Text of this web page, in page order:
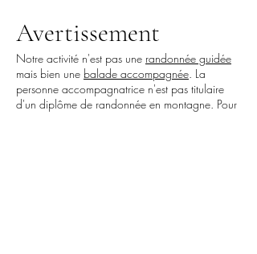
Avertissement
Notre activité n'est pas une randonnée guidée
mais bien une balade accompagnée. La
personne accompagnatrice n'est pas titulaire
d'un diplôme de randonnée en montagne. Pour